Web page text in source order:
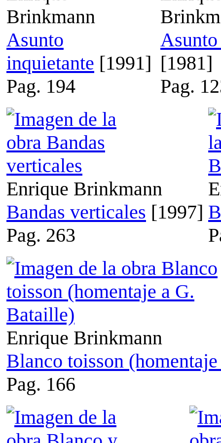
Brinkmann
Asunto
inquietante [1991]
Pag. 194
[1981]
Pag.
Enrique Brinkmann
Bandas verticales [1997]
Pag. 263
Enrique Brinkmann
Blanco toisson
Pag. 166